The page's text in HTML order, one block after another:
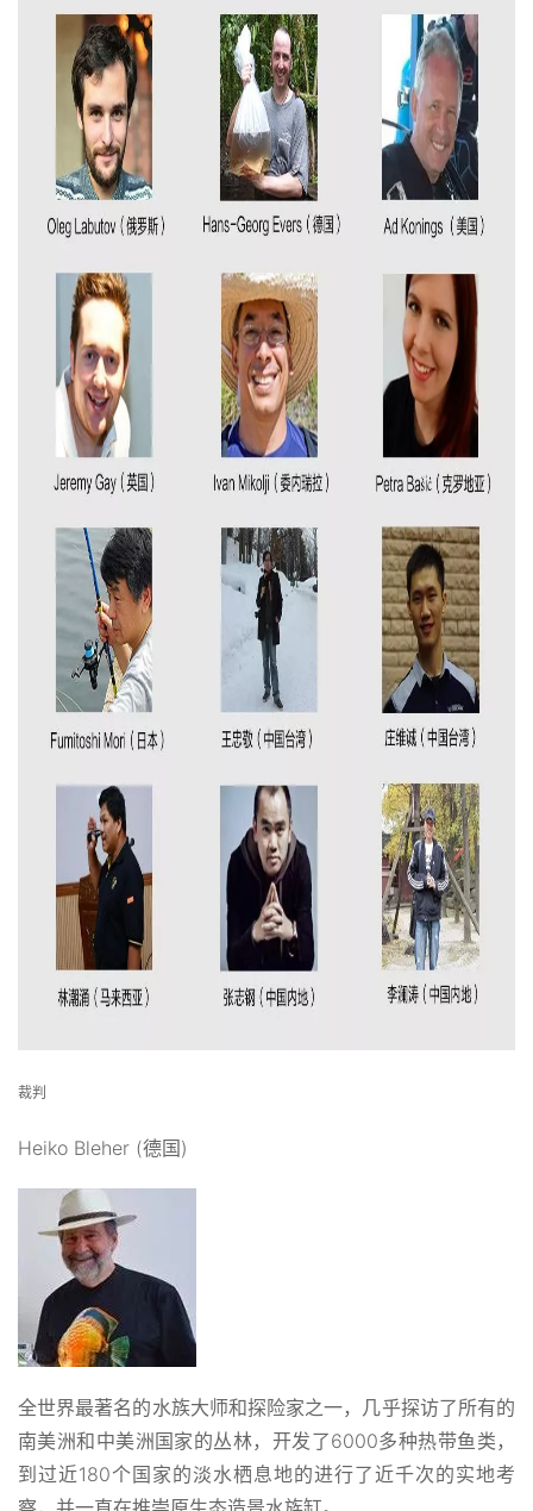
裁判
Heiko Bleher (德国)
全世界最著名的水族大师和探险家之一，几乎探访了所有的
南美洲和中美洲国家的丛林，开发了6000多种热带鱼类，
到过近180个国家的淡水栖息地的进行了近千次的实地考